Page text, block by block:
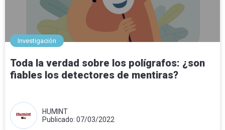
Investigación
Toda la verdad sobre los polígrafos: ¿son
fiables los detectores de mentiras?
HUMINT
Publicado: 07/03/2022